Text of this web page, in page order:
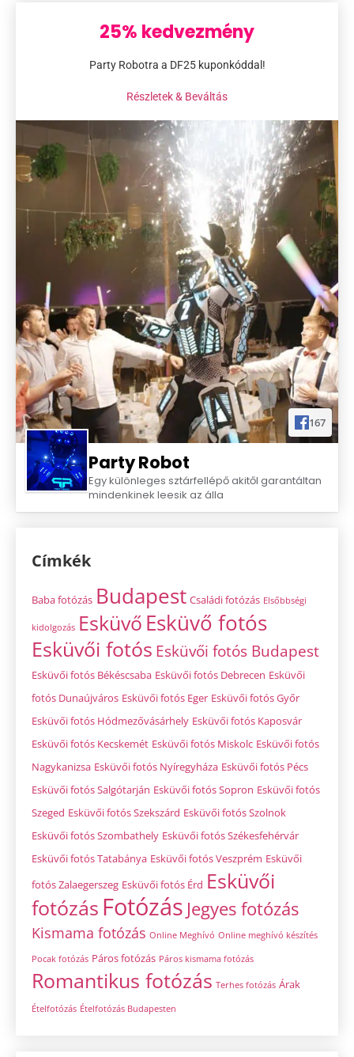
Kategóriák
Esküvői Fotózás
Esküvői Videózás(2)
Ételfotózás(1)
Fotózás
(20)
Kismama Fotózás(3)
Online Meghívó (3)
Rendezvény Videózás
(2)
Városok(24)
Videózás
25% kedvezmény
Party Robotra a DF25 kuponkóddal!
Részletek & Beváltás
Party Robot
Egy különleges sztárfellépő akitől garantáltan
mindenkinek leesik az álla
Címkék
Baba fotózás Budapest Családi fotózás Elsőbbségi
kidolgozás Esküvő Esküvő fotós
Esküvői fotós Esküvői fotós Budapest
Esküvői fotós Békéscsaba Esküvői fotós Debrecen
Esküvői
fotós Dunaújváros